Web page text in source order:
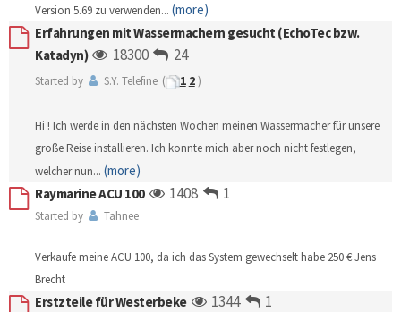
Version 5.69 zu verwenden... (more)
Erfahrungen mit Wassermachern gesucht (EchoTec bzw.
Katadyn)
18300 24
Started by S.Y. Telefine ( 1 2)
Hi ! Ich werde in den nächsten Wochen meinen Wassermacher für unsere
große Reise installieren. Ich konnte mich aber noch nicht festlegen,
welcher nun... (more)
Raymarine ACU 100
1408 1
Started by Tahnee
Verkaufe meine ACU 100, da ich das System gewechselt habe 250 € Jens
Brecht
Erstzteile für Westerbeke 1344 1